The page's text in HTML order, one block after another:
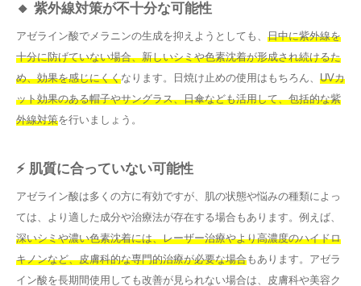
🔸 紫外線対策が不十分な可能性
アゼライン酸でメラニンの生成を抑えようとしても、 日中に紫外線を
十分に防げていない場合、新しいシミや色素沈着が形成され続けるた
め、効果を感じにくくなります。日焼け止めの使用はもちろん、 UVカ
ット効果のある帽子やサングラス、日傘なども活用して、包括的な紫
外線対策を行いましょう。
⚡ 肌質に合っていない可能性
アゼライン酸は多くの方に有効ですが、肌の状態や悩みの種類によっ
ては、より適した成分や治療法が存在する場合もあります。例えば、
深いシミや濃い色素沈着には、レーザー治療やより高濃度のハイドロ
キノンなど、皮膚科的な専門的治療が必要な場合もあります。アゼラ
イン酸を長期間使用しても改善が見られない場合は、皮膚科や美容ク